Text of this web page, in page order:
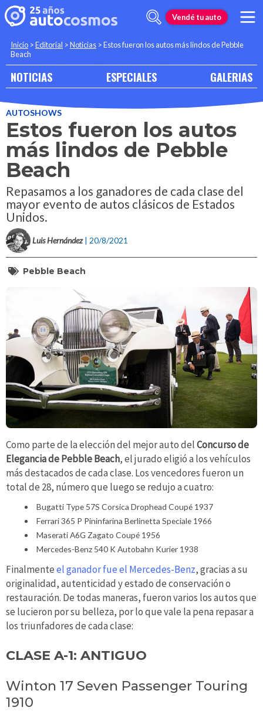
Vendé tu auto
Inicio >Editorial >Noticias >Estos fueron los autos más lindos de Pebble
Beach
NOTICIAS ESPECIALES GALERIAS
AUTOSHOWS
Estos fueron los autos
más lindos de Pebble
Beach
Repasamos a los ganadores de cada clase del
mayor evento de autos clásicos de Estados
Unidos.
Luis Hernández | 20/8/2021
Pebble Beach
Como parte de la elección del mejor auto delConcurso de
Elegancia de Pebble Beach, el jurado eligió a los vehículos
más destacados de cada clase. Los vencedores fueron un
total de 28, número que luego se redujo a cuatro:
Bugatti Type 57S Corsica Drophead Coupé 1937
Ferrari 365 P Pininfarina Berlinetta Speciale 1966
Maserati A6G Zagato Coupé 1956
Mercedes-Benz 540 K Autobahn Kurier 1938
Finalmenteel ganador fue el Mercedes-Benz, gracias a su
originalidad, autenticidad y estado de conservación o
restauración. De todas maneras, fueron varios los autos que
se lucieron por su belleza, por lo que vale la pena repasar a
los triunfadores de cada clase:
CLASE A-1: ​​ANTIGUO
Winton 17 Seven Passenger Touring
1910